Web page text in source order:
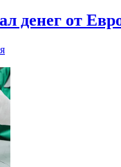
денег от